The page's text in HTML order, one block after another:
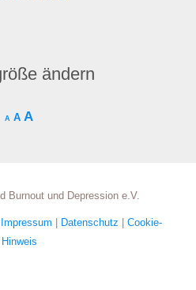
ändern
A A A
Burnout und Depression e.V.
Impressum Datenschutz
Cookie-
Hinweis